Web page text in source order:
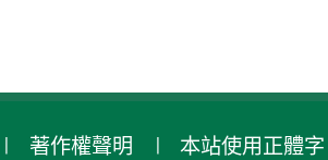
著作權聲明 本站使用正體字